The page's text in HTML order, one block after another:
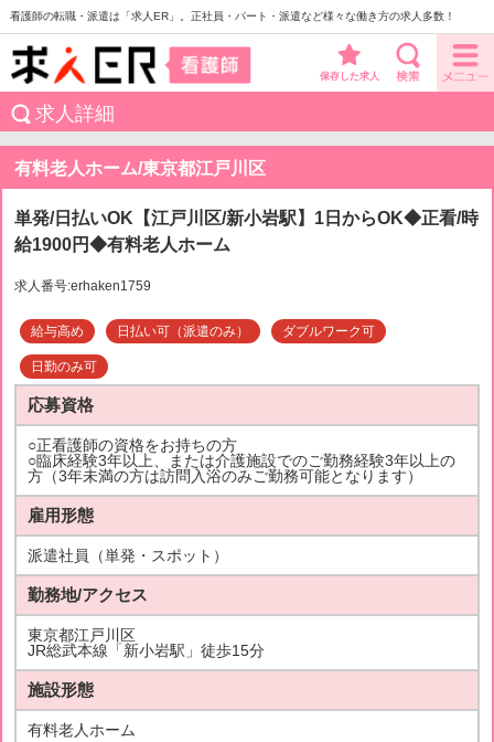
看護師の転職・派遣は「求人ER」。正社員・パート・派遣など様々な働き方の求人多数！
保存した求人
求人詳細
有料老人ホーム/東京都江戸川区
単発/日払いOK【江戸川区/新小岩駅】1日からOK◆正看/時
給1900円◆有料老人ホーム
求人番号:erhaken1759
給与高め 日払い可（派遣のみ） ダブルワーク可
日勤のみ可
応募資格
○正看護師の資格をお持ちの方
○臨床経験3年以上、または介護施設でのご勤務経験3年以上の
方（3年未満の方は訪問入浴のみご勤務可能となります）
雇用形態
派遣社員（単発・スポット）
勤務地/アクセス
東京都江戸川区
JR総武本線「新小岩駅」徒歩15分
施設形態
有料老人ホーム